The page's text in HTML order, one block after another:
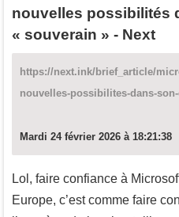
nouvelles possibilités
« souverain » - Next
https://next.ink/brief_article/
nouvelles-possibilites-dans-
Mardi 24 février 2026 à 18:21:38
Lol, faire confiance à
Europe, c’est comme faire